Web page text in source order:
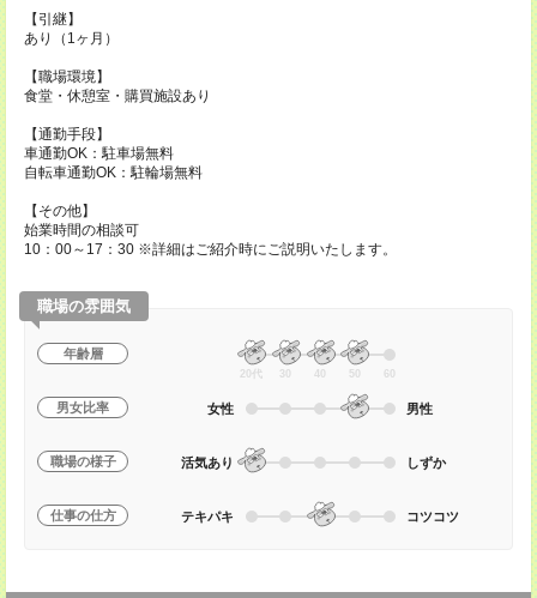
【引継】
あり（1ヶ月）
【職場環境】
食堂・休憩室・購買施設あり
【通勤手段】
車通勤OK：駐車場無料
自転車通勤OK：駐輪場無料
【その他】
始業時間の相談可
10：00～17：30 ※詳細はご紹介時にご説明いたします。
職場の雰囲気
年齢層
20代 30 40 50 60
男女比率 女性 男性
職場の様子 活気あり しずか
仕事の仕方 テキパキ コツコツ